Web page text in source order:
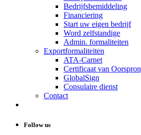
Bedrijfsbemiddeling
Financiering
Start uw eigen bedrijf
Word zelfstandige
Admin. formaliteiten
Exportformaliteiten
ATA-Carnet
Certificaat van
GlobalSign
Consulaire dienst
Contact
Follow us